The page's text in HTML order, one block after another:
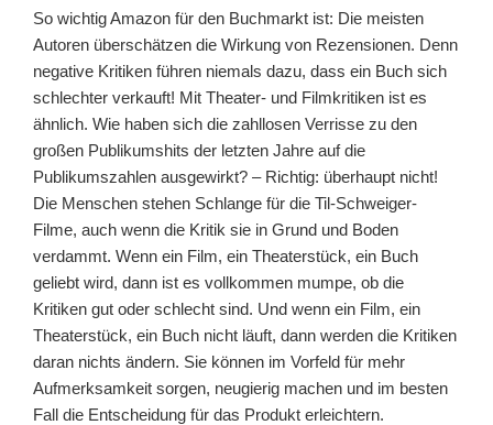
So wichtig Amazon für den Buchmarkt ist: Die meisten
Autoren überschätzen die Wirkung von Rezensionen. Denn
negative Kritiken führen niemals dazu, dass ein Buch sich
schlechter verkauft! Mit Theater- und Filmkritiken ist es
ähnlich. Wie haben sich die zahllosen Verrisse zu den
großen Publikumshits der letzten Jahre auf die
Publikumszahlen ausgewirkt? – Richtig: überhaupt nicht!
Die Menschen stehen Schlange für die Til-Schweiger-
Filme, auch wenn die Kritik sie in Grund und Boden
verdammt. Wenn ein Film, ein Theaterstück, ein Buch
geliebt wird, dann ist es vollkommen mumpe, ob die
Kritiken gut oder schlecht sind. Und wenn ein Film, ein
Theaterstück, ein Buch nicht läuft, dann werden die Kritiken
daran nichts ändern. Sie können im Vorfeld für mehr
Aufmerksamkeit sorgen, neugierig machen und im besten
Fall die Entscheidung für das Produkt erleichtern.